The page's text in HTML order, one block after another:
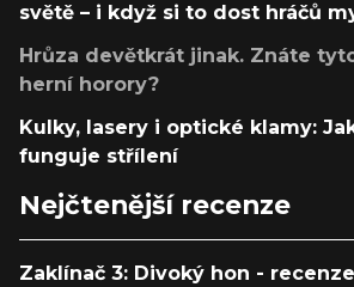
světě – i když si to dost hráčů
Hrůza devětkrát jinak. Znáte
herní horory?
Kulky, lasery i optické klamy:
funguje střílení
Nejčtenější recenze
Zaklínač 3: Divoký hon - recenze